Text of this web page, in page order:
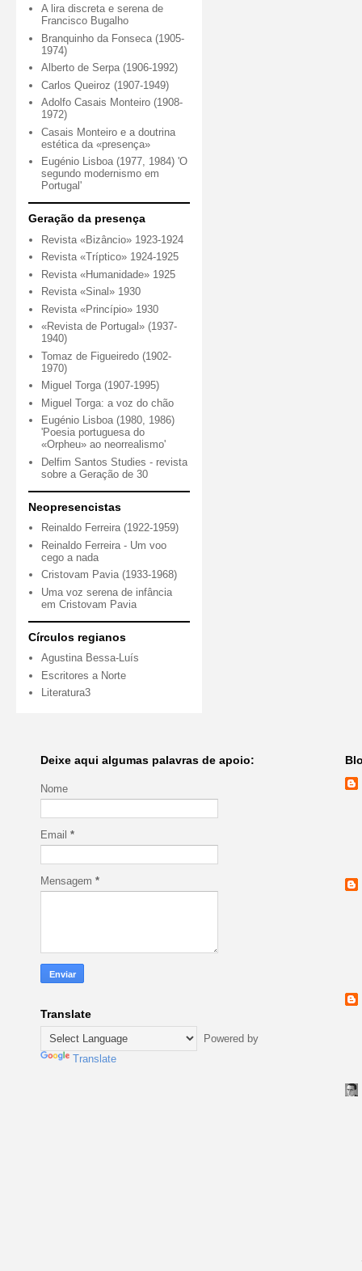
A lira discreta e serena de
Francisco Bugalho
Branquinho da Fonseca (1905-
1974)
Alberto de Serpa (1906-1992)
Carlos Queiroz (1907-1949)
Adolfo Casais Monteiro (1908-
1972)
Casais Monteiro e a doutrina
estética da «presença»
Eugénio Lisboa (1977, 1984) 'O
segundo modernismo em
Portugal'
Geração da presença
Revista «Bizâncio» 1923-1924
Revista «Tríptico» 1924-1925
Revista «Humanidade» 1925
Revista «Sinal» 1930
Revista «Princípio» 1930
«Revista de Portugal» (1937-
1940)
Tomaz de Figueiredo (1902-
1970)
Miguel Torga (1907-1995)
Miguel Torga: a voz do chão
Eugénio Lisboa (1980, 1986)
'Poesia portuguesa do
«Orpheu» ao neorrealismo'
Delfim Santos Studies - revista
sobre a Geração de 30
Neopresencistas
Reinaldo Ferreira (1922-1959)
Reinaldo Ferreira - Um voo
cego a nada
Cristovam Pavia (1933-1968)
Uma voz serena de infância
em Cristovam Pavia
Círculos regianos
Agustina Bessa-Luís
Escritores a Norte
Literatura3
Deixe aqui algumas palavras de apoio:
Nome
Email *
Mensagem *
Translate
Powered by
Translate